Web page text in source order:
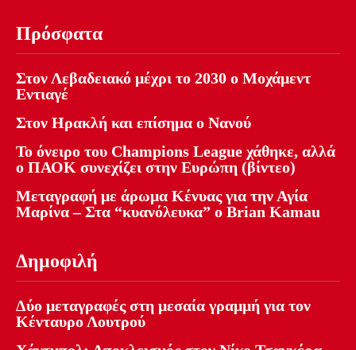
Πρόσφατα
Στον Λεβαδειακό μέχρι το 2030 ο Μοχάμεντ
Εντιαγέ
Στον Ηρακλή και επίσημα ο Νανού
Το όνειρο του Champions League χάθηκε, αλλά
ο ΠΑΟΚ συνεχίζει στην Ευρώπη (βίντεο)
Μεταγραφή με άρωμα Κένυας για την Αγία
Μαρίνα – Στα “κυανόλευκα” ο Brian Kamau
Δημοφιλή
Δύο μεταγραφές στη μεσαία γραμμή για τον
Κένταυρο Λουτρού